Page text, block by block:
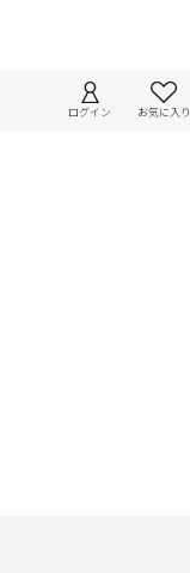
ログイン お気に入り